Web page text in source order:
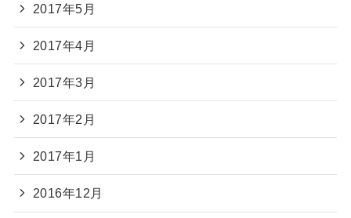
2017年5月
2017年4月
2017年3月
2017年2月
2017年1月
2016年12月